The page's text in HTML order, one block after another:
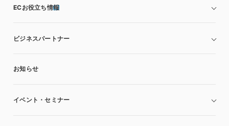
ECお役立ち情報
ビジネスパートナー
お知らせ
イベント・セミナー